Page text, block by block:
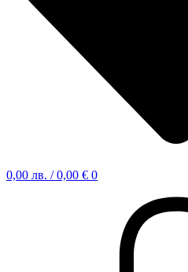
0,00 лв. / 0,00 € 0